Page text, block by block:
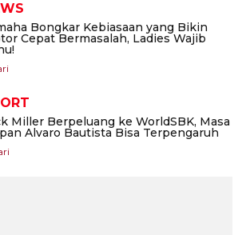
Bongkar Kebiasaan yang Bikin
Cepat Bermasalah, Ladies Wajib
Miller Berpeluang ke WorldSBK, Masa
Alvaro Bautista Bisa Terpengaruh